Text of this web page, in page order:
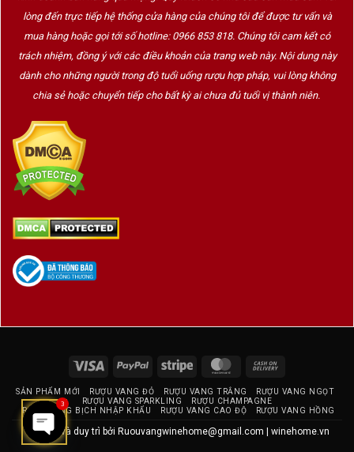
lòng đến trực tiếp hệ thống cửa hàng của chúng tôi để được tư vấn và
mua hàng hoặc gọi tới số hotline: 0966 853 818. Chúng tôi cam kết có
trách nhiệm, đồng ý với các điều khoản của trang web này. Nội dung này
dành cho những người trong độ tuổi uống rượu hợp pháp, vui lòng không
chia sẻ hoặc chuyển tiếp cho bất kỳ ai chưa đủ tuổi vị thành niên.
Visa PayPal Stripe MasterCard
Delivery
SẢN PHẨM MỚI RƯỢU VANG ĐỎ RƯỢU VANG TRẮNG
RƯỢU VANG NGỌT
RƯỢU VANG SPARKLING
RƯỢU CHAMPAGNE
RƯỢU VANG BỊCH NHẬP KHẨU
RƯỢU VANG CAO ĐỘ RƯỢU VANG HỒNG
Thiết kế và duy trì bởi Ruouvangwinehome@gmail.com winehome.vn
3